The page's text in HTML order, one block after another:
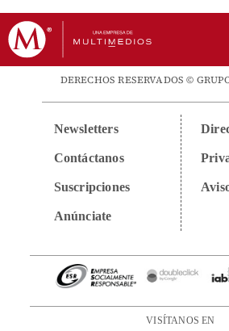
DERECHOS RESERVADOS ©
Newsletters
Contáctanos
Suscripciones
Anúnciate
VISÍTANOS EN